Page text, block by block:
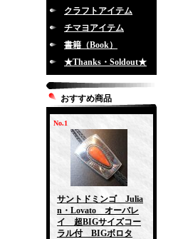
クラフトアイテム
チマヨアイテム
書籍（Book）
★Thanks・Soldout★
おすすめ商品
No.1
サントドミンゴ Julia
n・Lovato オーバレ
イ 超BIGサイズコー
ラル付 BIGボロタ